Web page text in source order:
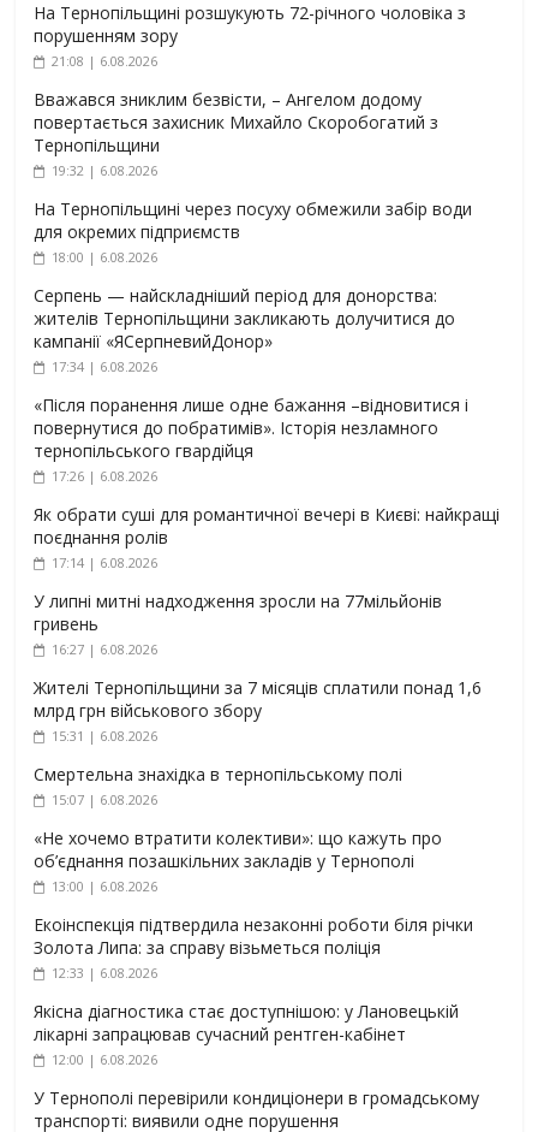
На Тернопільщині розшукують 72-річного чоловіка з
порушенням зору
21:08 | 6.08.2026
Вважався зниклим безвісти, – Ангелом додому
повертається захисник Михайло Скоробогатий з
Тернопільщини
19:32 | 6.08.2026
На Тернопільщині через посуху обмежили забір води
для окремих підприємств
18:00 | 6.08.2026
Серпень — найскладніший період для донорства:
жителів Тернопільщини закликають долучитися до
кампанії «ЯСерпневийДонор»
17:34 | 6.08.2026
«Після поранення лише одне бажання –відновитися і
повернутися до побратимів». Історія незламного
тернопільського гвардійця
17:26 | 6.08.2026
Як обрати суші для романтичної вечері в Києві: найкращі
поєднання ролів
17:14 | 6.08.2026
У липні митні надходження зросли на 77мільйонів
гривень
16:27 | 6.08.2026
Жителі Тернопільщини за 7 місяців сплатили понад 1,6
млрд грн військового збору
15:31 | 6.08.2026
Смертельна знахідка в тернопільському полі
15:07 | 6.08.2026
«Не хочемо втратити колективи»: що кажуть про
об’єднання позашкільних закладів у Тернополі
13:00 | 6.08.2026
Екоінспекція підтвердила незаконні роботи біля річки
Золота Липа: за справу візьметься поліція
12:33 | 6.08.2026
Якісна діагностика стає доступнішою: у Лановецькій
лікарні запрацював сучасний рентген-кабінет
12:00 | 6.08.2026
У Тернополі перевірили кондиціонери в громадському
транспорті: виявили одне порушення